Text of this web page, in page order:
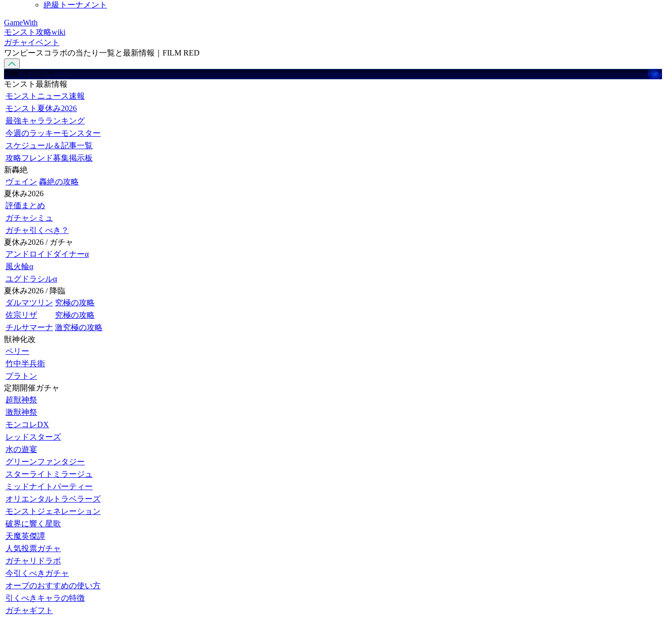
絶級トーナメント
GameWith
モンスト攻略wiki
ガチャイベント
ワンピースコラボの当たり一覧と最新情報｜FILM RED
攻略 メニュー
モンスト最新情報
モンストニュース速報
モンスト夏休み2026
最強キャラランキング
今週のラッキーモンスター
スケジュール＆記事一覧
攻略フレンド募集掲示板
新轟絶
ヴェイン 轟絶の攻略
夏休み2026
評価まとめ
ガチャシミュ
ガチャ引くべき？
夏休み2026 / ガチャ
アンドロイドダイナーα
風火輪α
ユグドラシルα
夏休み2026 / 降臨
ダルマツリン 究極の攻略
佐宗リザ
究極の攻略
チルサマーナ 激究極の攻略
獣神化改
ペリー
竹中半兵衛
プラトン
定期開催ガチャ
超獣神祭
激獣神祭
モンコレDX
レッドスターズ
水の遊宴
グリーンファンタジー
スターライトミラージュ
ミッドナイトパーティー
オリエンタルトラベラーズ
モンストジェネレーション
破界に響く星歌
天魔英傑譚
人気投票ガチャ
ガチャリドラボ
今引くべきガチャ
オーブのおすすめの使い方
引くべきキャラの特徴
ガチャギフト